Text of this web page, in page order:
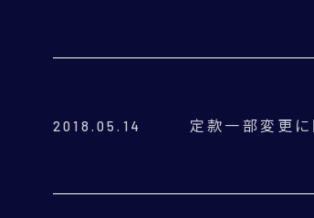
2018.05.14 定款一部変更